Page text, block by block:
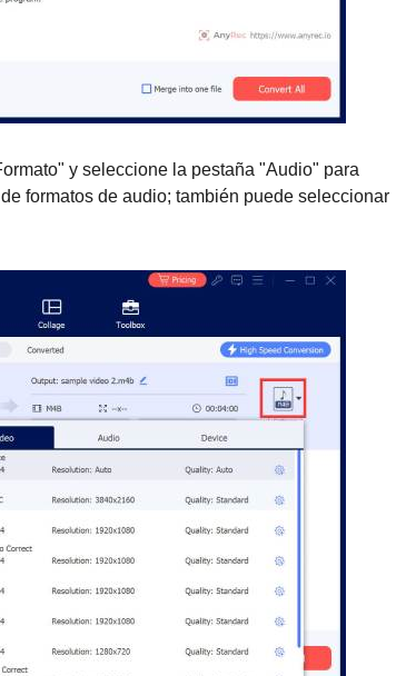
y seleccione la pestaña "Audio" para
formatos de audio; también puede seleccionar